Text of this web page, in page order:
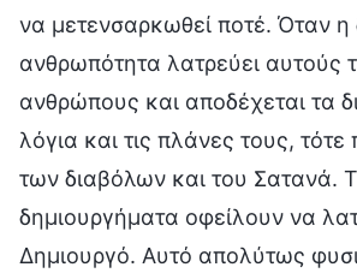
να μετενσαρκωθεί ποτέ. Όταν η
ανθρωπότητα λατρεύει αυτούς
ανθρώπους και αποδέχεται τα
λόγια και τις πλάνες τους, τότε
των διαβόλων και του Σατανά.
δημιουργήματα οφείλουν να
Δημιουργό. Αυτό απολύτως